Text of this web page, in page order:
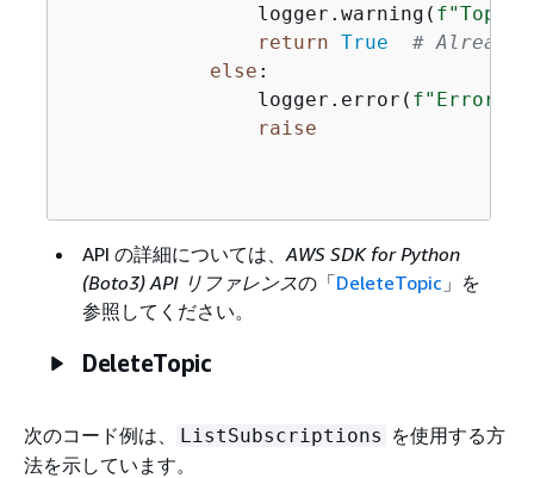
                logger.warning(
f"Topic
return True
# Already
else :
                logger.error(
f"Error
raise
API の詳細については、 AWS SDK for Python
(Boto3) API リファレンスの「DeleteTopic 」を
参照してください。
DeleteTopic
次のコード例は、 ListSubscriptions を使用する方
法を示しています。